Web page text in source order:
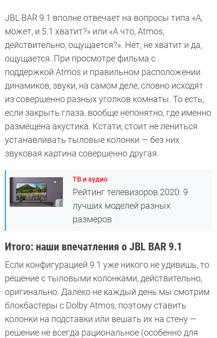
JBL BAR 9.1 вполне отвечает на вопросы типа «А,
может, и 5.1 хватит?» или «А что, Atmos,
действительно, ощущается?». Нет, не хватит и да,
ощущается. При просмотре фильма с
поддержкой Atmos и правильном расположении
динамиков, звуки, на самом деле, словно исходят
из совершенно разных уголков комнаты. То есть,
если закрыть глаза, вообще непонятно, где именно
размещена акустика. Кстати, стоит не лениться
устанавливать тыловые колонки — без них
звуковая картина совершенно другая.
ТВ и аудио
Рейтинг телевизоров 2020: 9
лучших моделей разных
размеров
Итого: наши впечатления о JBL BAR 9.1
Если конфигурацией 9.1 уже никого не удивишь, то
решение с тыловыми колонками, действительно,
оригинально. Далеко не каждый день мы смотрим
блокбастеры с Dolby Atmos, поэтому ставить
колонки на подставки или вешать их на стену —
решение не всегда рациональное (особенно для